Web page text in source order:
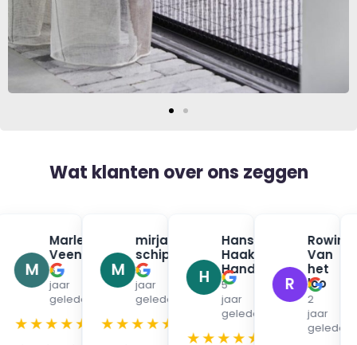
Wat klanten over ons zeggen
M
Marleen
Veenendaal
✓
6
jaar
geleden
★★★★★
M
mirjam
schippers
5
jaar
geleden
★★★★★
H
Hans
Haak
Handpan
5
jaar
geleden
★★★★★
R
Rowin
Van
het
loo
2
jaar
geleden